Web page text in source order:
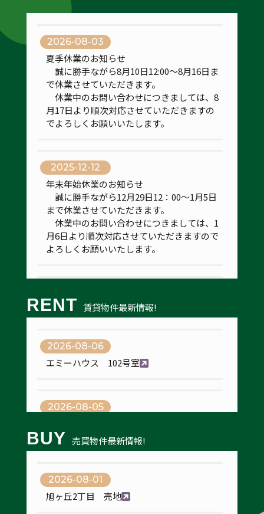
2026-08-03
夏季休業のお知らせ
誠に勝手ながら8月10日12:00～8月16日ま
で休業させていただきます。
休業中のお問い合わせにつきましては、8
月17日より順次対応させていただきますの
でよろしくお願いいたします。
2025-12-12
年末年始休業のお知らせ
誠に勝手ながら12月29日12：00～1月5日
まで休業させていただきます。
休業中のお問い合わせにつきましては、1
月6日より順次対応させていただきますので
よろしくお願いいたします。
臨時休業のお知らせ
夏季休業のお知らせ
誠に勝手ながら8月9日12:00～8月17日ま
休業中のお問い合わせにつきましては、8
月18日より順次対応させていただきますの
RENT 賃貸物件最新情報!
2026-08-06
エミーハウス 102号室
2026-08-05
アップルメゾン田園 205号室
BUY 売買物件最新情報!
2026-08-01
旭ヶ丘2丁目 売地